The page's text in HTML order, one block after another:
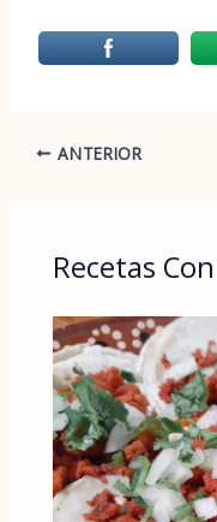
ANTERIOR
Recetas